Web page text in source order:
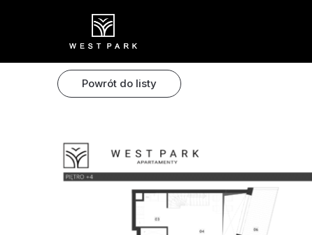
Powrót do listy